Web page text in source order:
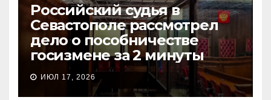
Российский судья в
Севастополе рассмотрел
дело о пособничестве
госизмене за 2 минуты
ИЮЛ 17, 2026